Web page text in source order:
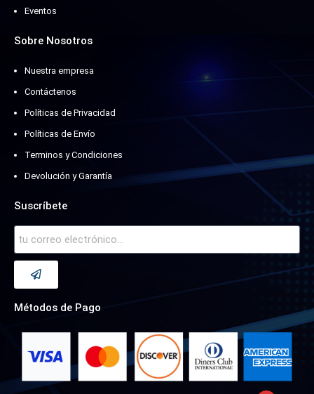
Eventos
Sobre Nosotros
Nuestra empresa
Contáctenos
Políticas de Privacidad
Políticas de Envío
Terminos y Condiciones
Devolución y Garantía
Suscríbete
Métodos de Pago